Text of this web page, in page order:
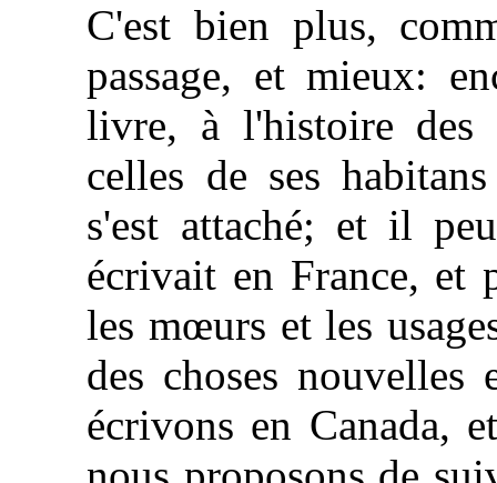
C'est bien plus,
passage, et mieux:
livre, à l'histoire des
celles de ses
s'est attaché; et il
écrivait en France, et
les mœurs et les
des choses nouvelles
écrivons en Canada,